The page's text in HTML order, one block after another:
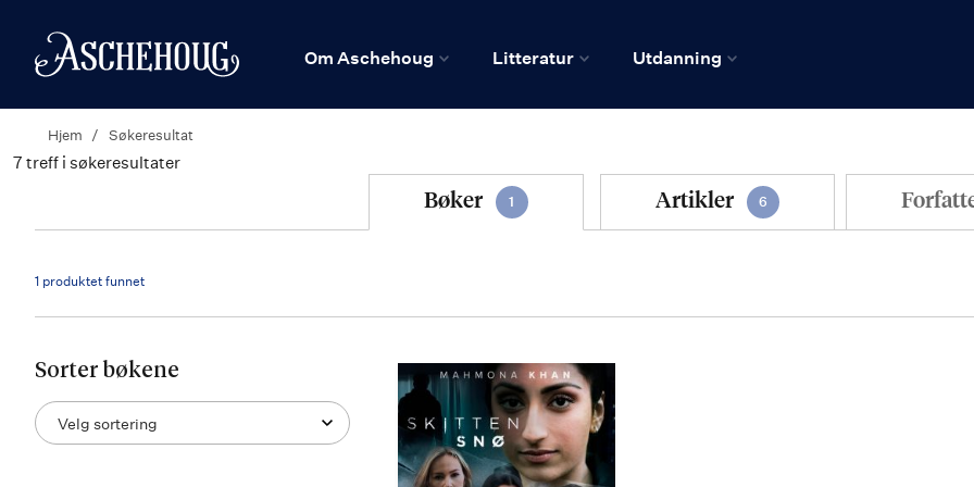
Hjem
Om Aschehoug Litteratur Utdanning
Hjem Søkeresultat
Søkeresultat
7 treff i søkeresultater
Bøker 1 Artikler 6
1 produktet funnet
Sorter bøkene